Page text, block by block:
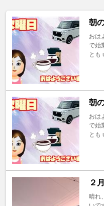
朝
おは
で始
とも
朝
おは
で始
とも
２
晴れ